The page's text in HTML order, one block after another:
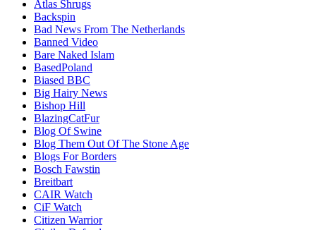
Atlas Shrugs
Backspin
Bad News From The Netherlands
Banned Video
Bare Naked Islam
BasedPoland
Biased BBC
Big Hairy News
Bishop Hill
BlazingCatFur
Blog Of Swine
Blog Them Out Of The Stone Age
Blogs For Borders
Bosch Fawstin
Breitbart
CAIR Watch
CiF Watch
Citizen Warrior